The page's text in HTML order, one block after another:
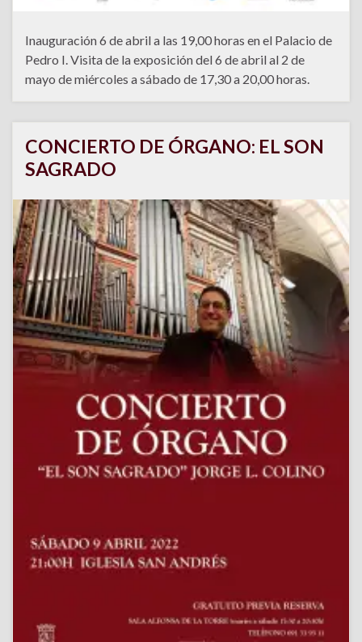
Inauguración 6 de abril a las 19,00 horas en el Palacio de
Pedro I. Visita de la exposición del 6 de abril al 2 de
mayo de miércoles a sábado de 17,30 a 20,00 horas.
CONCIERTO DE ÓRGANO: EL SON
SAGRADO